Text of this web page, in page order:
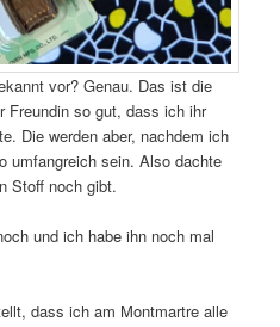
vor? Genau. Das ist die
Freundin so gut, dass ich ihr
Die werden aber, nachdem ich
umfangreich sein. Also dachte
Stoff noch gibt.
und ich habe ihn noch mal
dass ich am Montmartre alle